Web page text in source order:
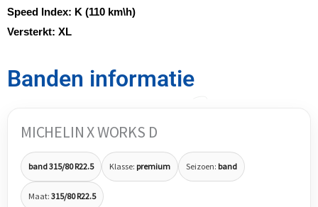
Speed Index: K (110 km\h)
Versterkt: XL
Banden informatie
MICHELIN X WORKS D
band 315/80 R22.5 Klasse: premium Seizoen: band
Maat: 315/80 R22.5